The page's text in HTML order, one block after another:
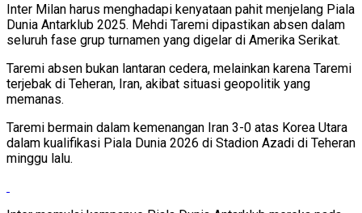
Inter Milan harus menghadapi kenyataan pahit menjelang Piala
Dunia Antarklub 2025. Mehdi Taremi dipastikan absen dalam
seluruh fase grup turnamen yang digelar di Amerika Serikat.
Taremi absen bukan lantaran cedera, melainkan karena Taremi
terjebak di Teheran, Iran, akibat situasi geopolitik yang
memanas.
Taremi bermain dalam kemenangan Iran 3-0 atas Korea Utara
dalam kualifikasi Piala Dunia 2026 di Stadion Azadi di Teheran
minggu lalu.